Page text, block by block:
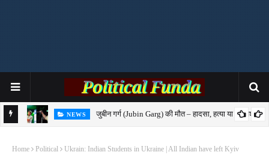
NEWS जुबीन गर्ग (Jubin Garg) की मौत – हादसा, हत्या या साजिश?
Home Political Ukrain: Indian Students in Ukraine | All Indian have left Kyiv